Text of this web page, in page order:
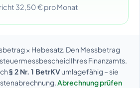
32,50 € pro Monat
× Hebesatz. Den Messbetrag
Ihres Finanzamts.
§ 2 Nr. 1 BetrKVumlagefähig – sie
Abrechnung prüfen